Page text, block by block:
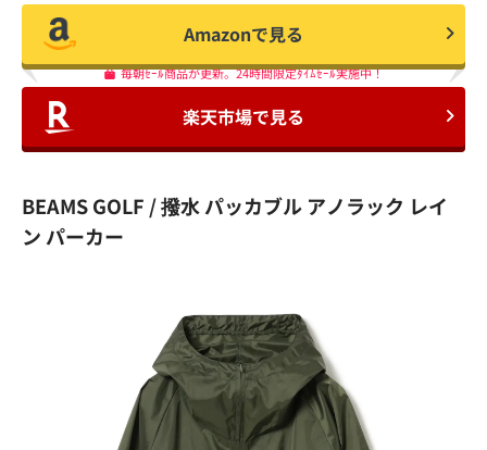
Amazonで見る
毎朝ｾｰﾙ商品が更新。24時間限定ﾀｲﾑｾｰﾙ実施中！
楽天市場で見る
BEAMS GOLF / 撥水 パッカブル アノラック レイ
ン パーカー